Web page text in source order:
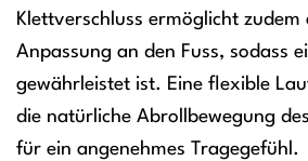
Klettverschluss ermöglicht zudem
Anpassung an den Fuss, sodass
gewährleistet ist. Eine flexible
die natürliche Abrollbewegung
für ein angenehmes Tragegefühl.